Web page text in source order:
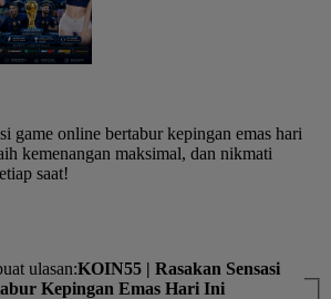
game online bertabur kepingan emas hari
kemenangan maksimal, dan nikmati
saat!
ulasan:KOIN55 | Rasakan Sensasi
Kepingan Emas Hari Ini